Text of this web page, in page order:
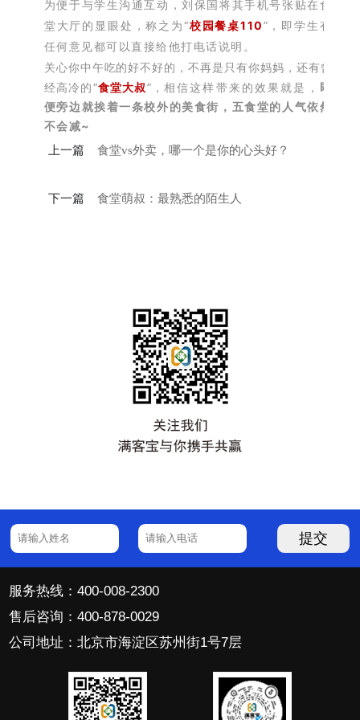
为便于与学生沟通互动，刘保国将其手机号张贴在食
堂大厅的显眼处，称之为“校园餐桌110”，即学生有
任何意见都可以直接给他打电话说明。
关心你中午吃的好不好的，不再是只有你妈妈， 还有曾
经高冷的“食堂大叔”， 相信这样带来的效果就是， 即
便旁边就挨着一条校外的美食街， 五食堂的人气依然
不会减~
上一篇 食堂vs外卖，哪一个是你的心头好？
下一篇 食堂萌叔：最熟悉的陌生人
提交
服务热线：400-008-2300
售后咨询：400-878-0029
公司地址：北京市海淀区苏州街1号7层